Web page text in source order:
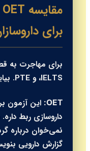
برای
IELTS، و PTE. بیاید با جزئیات مقایسه کنیم:
OET: این آزمون
نمی‌خوان درباره